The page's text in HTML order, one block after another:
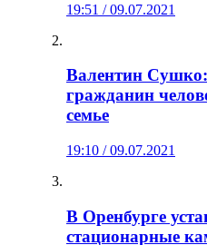
19:51 / 09.07.2021
Валентин
гражданин
семье
19:10 / 09.07.2021
В Оренбурге
стационарные